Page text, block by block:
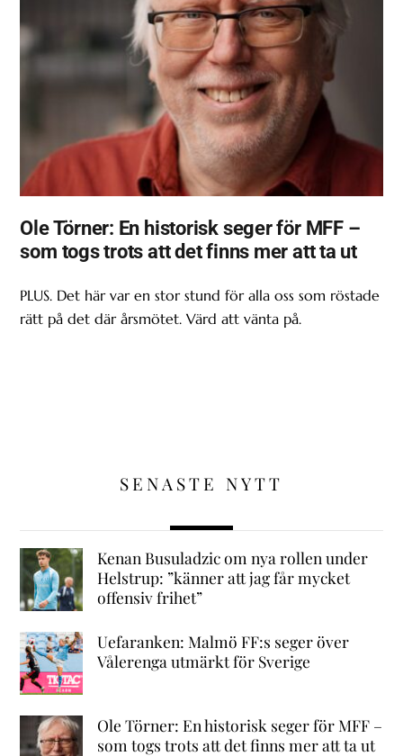
Ole Törner: En historisk seger för MFF –
som togs trots att det finns mer att ta ut
PLUS. Det här var en stor stund för alla oss som röstade
rätt på det där årsmötet. Värd att vänta på.
SENASTE NYTT
Kenan Busuladzic om nya rollen under
Helstrup: ”känner att jag får mycket
offensiv frihet”
Uefaranken: Malmö FF:s seger över
Vålerenga utmärkt för Sverige
Ole Törner: En historisk seger för MFF –
som togs trots att det finns mer att ta ut